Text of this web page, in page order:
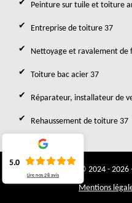
Peinture sur tuile et toiture
Entreprise de toiture 37
Nettoyage et ravalement de
Toiture bac acier 37
Réparateur, installateur de
Rehaussement de toiture 37
© 2024 -
Mentions
5.0
Lire nos28 avis